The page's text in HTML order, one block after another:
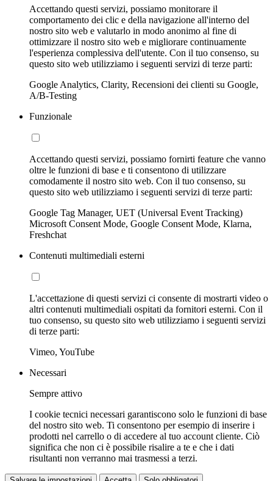
Accettando questi servizi, possiamo monitorare il
comportamento dei clic e della navigazione all'interno del
nostro sito web e valutarlo in modo anonimo al fine di
ottimizzare il nostro sito web e migliorare continuamente
l'esperienza complessiva dell'utente. Con il tuo consenso, su
questo sito web utilizziamo i seguenti servizi di terze parti:
Google Analytics, Clarity, Recensioni dei clienti su Google,
A/B-Testing
Funzionale
Accettando questi servizi, possiamo fornirti feature che vanno
oltre le funzioni di base e ti consentono di utilizzare
comodamente il nostro sito web. Con il tuo consenso, su
questo sito web utilizziamo i seguenti servizi di terze parti:
Google Tag Manager, UET (Universal Event Tracking)
Microsoft Consent Mode, Google Consent Mode, Klarna,
Freshchat
Contenuti multimediali esterni
L'accettazione di questi servizi ci consente di mostrarti video o
altri contenuti multimediali ospitati da fornitori esterni. Con il
tuo consenso, su questo sito web utilizziamo i seguenti servizi
di terze parti:
Vimeo, YouTube
Necessari
Sempre attivo
I cookie tecnici necessari garantiscono solo le funzioni di base
del nostro sito web. Ti consentono per esempio di inserire i
prodotti nel carrello o di accedere al tuo account cliente. Ciò
significa che non ci è possibile risalire a te e che i dati
risultanti non verranno mai trasmessi a terzi.